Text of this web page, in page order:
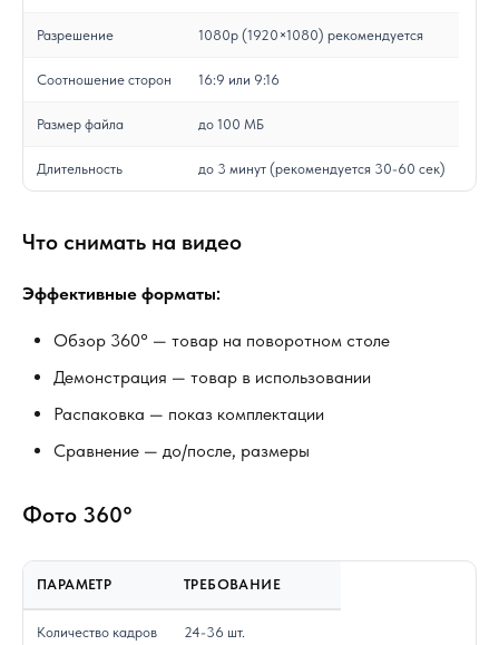
Разрешение 1080p (1920×1080) рекомендуется
Соотношение сторон 16:9 или 9:16
Размер файла до 100 МБ
Длительность до 3 минут (рекомендуется 30-60 сек)
Что снимать на видео
Эффективные форматы:
Обзор 360° — товар на поворотном столе
Демонстрация — товар в использовании
Распаковка — показ комплектации
Сравнение — до/после, размеры
Фото 360°
ПАРАМЕТР ТРЕБОВАНИЕ
Количество кадров 24-36 шт.